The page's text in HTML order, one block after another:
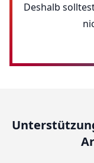
Deshalb